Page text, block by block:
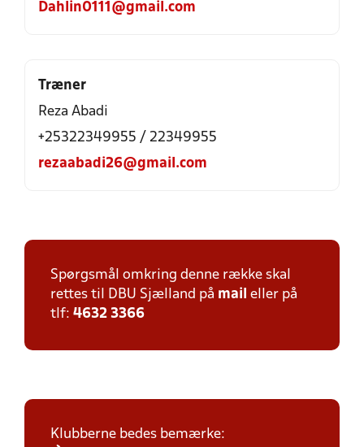
Dahlin0111@gmail.com
Træner
Reza Abadi
+25322349955 / 22349955
rezaabadi26@gmail.com
Spørgsmål omkring denne række skal
rettes til DBU Sjælland på mail eller på
tlf: 4632 3366
Klubberne bedes bemærke: